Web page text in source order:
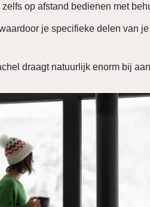
op afstand bedienen met
je specifieke delen van
draagt natuurlijk enorm bij